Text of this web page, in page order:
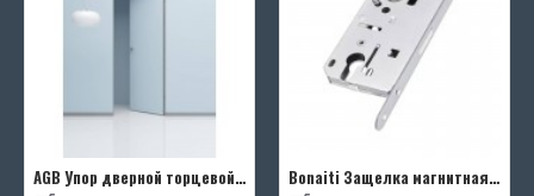
AGB Упор дверной торцевой D003201593 (черный) Bonaiti Защелка магнитная B-FOURTY MATT CROME под цилиндр с отв.планкой 190 мм, матовый хром